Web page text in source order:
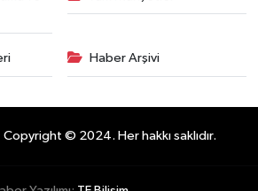
Haber Arşivi
Copyright © 2024. Her hakkı saklıdır.